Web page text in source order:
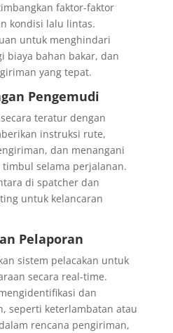
faktor-faktor
kondisi lalu lintas.
untuk menghindari
biaya bahan bakar, dan
yang tepat.
Pengemudi
teratur dengan
instruksi rute,
dan menangani
selama perjalanan.
di spatcher dan
untuk kelancaran
Pelaporan
sistem pelacakan untuk
secara real-time.
dan
seperti keterlambatan atau
rencana pengiriman,